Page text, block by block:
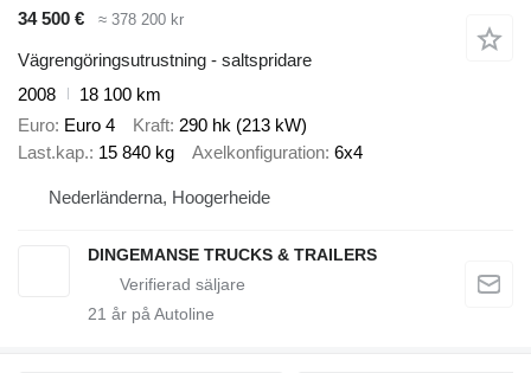
34 500 € ≈ 378 200 kr
Vägrengöringsutrustning - saltspridare
2008
18 100 km
Euro Euro 4 Kraft 290 hk (213 kW)
Last.kap. 15 840 kg Axelkonfiguration 6x4
Nederländerna, Hoogerheide
DINGEMANSE TRUCKS & TRAILERS
21 år på Autoline